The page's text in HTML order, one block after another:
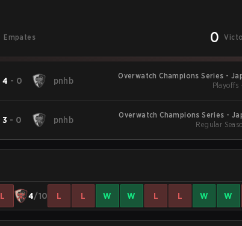
Empates 0
4 - 0 pnhb
Overwatch Champions Series -
Playoffs
3 - 0 pnhb
Overwatch Champions Series -
Regular
L 4/10 L L W W L L W W